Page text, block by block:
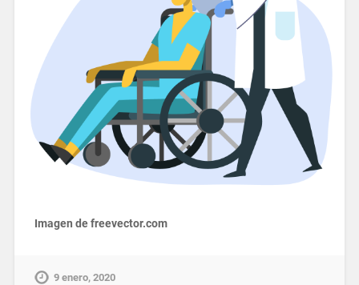
Imagen de freevector.com
9 enero, 2020